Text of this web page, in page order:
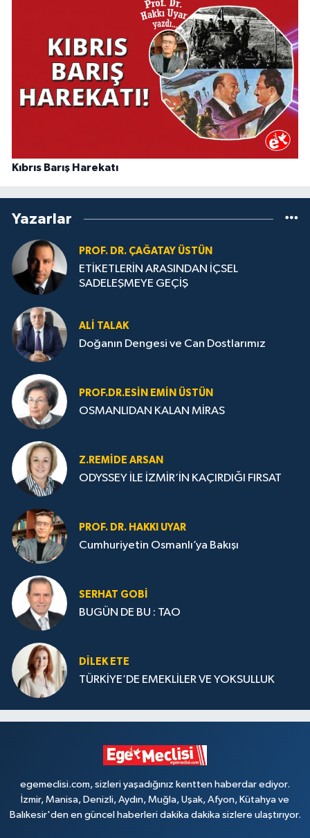
Kıbrıs Barış Harekatı
Yazarlar
PROF. DR. ÇAĞATAY ÜSTÜN
ETİKETLERİN ARASINDAN İÇSEL
SADELEŞMEYE GEÇİŞ
ALI TALAK
Doğanın Dengesi ve Can Dostlarımız
PROF.DR.ESIN EMIN ÜSTÜN
OSMANLIDAN KALAN MİRAS
Z.REMIDE ARSAN
ODYSSEY İLE İZMİR’İN KAÇIRDIĞI FIRSAT
PROF. DR. HAKKI UYAR
Cumhuriyetin Osmanlı’ya Bakışı
SERHAT GOBİ
BUGÜN DE BU : TAO
DILEK ETE
TÜRKİYE’DE EMEKLİLER VE YOKSULLUK
egemeclisi.com, sizleri yaşadığınız kentten haberdar ediyor.
İzmir, Manisa, Denizli, Aydın, Muğla, Uşak, Afyon, Kütahya ve
Balıkesir'den en güncel haberleri dakika dakika sizlere ulaştırıyor.